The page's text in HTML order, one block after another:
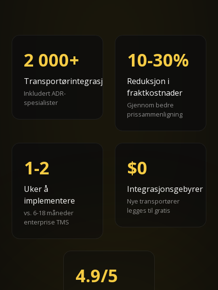
2 000+
Transportørintegrasjoner
Inkludert ADR-
spesialister
10-30%
Reduksjon i
fraktkostnader
Gjennom bedre
prissammenligning
1-2
Uker å
implementere
vs. 6-18 måneder
enterprise TMS
$0
Integrasjonsgebyrer
Nye transportører
legges til gratis
4.9/5